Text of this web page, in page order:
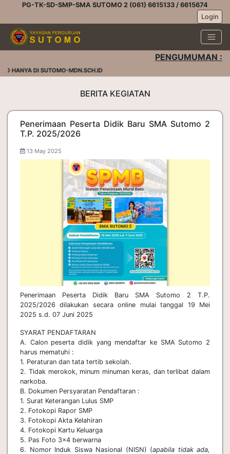
PG-TK-SD-SMP-SMA SUTOMO 2 (061) 6615133 / 6615674
Login
PENGUMUMAN :
HANYA DI SUTOMO-MDN.SCH.ID
BERITA KEGIATAN
Penerimaan Peserta Didik Baru SMA Sutomo 2
T.P. 2025/2026
13 May 2025
Penerimaan Peserta Didik Baru SMA Sutomo 2 T.P.
2025/2026 dilakukan secara online mulai tanggal 19 Mei
2025 s.d. 07 Juni 2025
SYARAT PENDAFTARAN
A. Calon peserta didik yang mendaftar ke SMA Sutomo 2
harus mematuhi :
1. Peraturan dan tata tertib sekolah.
2. Tidak merokok, minum minuman keras, dan terlibat dalam
narkoba.
B. Dokumen Persyaratan Pendaftaran :
1. Surat Keterangan Lulus SMP
2. Fotokopi Rapor SMP
3. Fotokopi Akta Kelahiran
4. Fotokopi Kartu Keluarga
5. Pas Foto 3x4 berwarna
6. Nomor Induk Siswa Nasional (NISN) (apabila tidak ada,